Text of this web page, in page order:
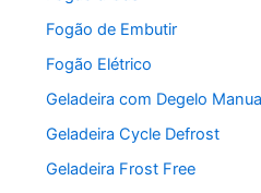
Fogão de Embutir
Fogão Elétrico
Geladeira com Degelo
Geladeira Cycle Defrost
Geladeira Frost Free